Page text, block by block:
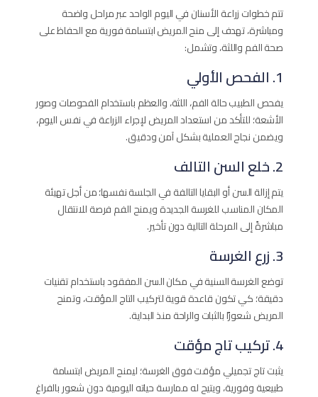
تتم خطوات زراعة الأسنان في اليوم الواحد عبر مراحل واضحة
ومباشرة، تهدف إلى منح المريض ابتسامة فورية مع الحفاظ على
صحة الفم واللثة، وتشمل:
1. الفحص الأولي
يفحص الطبيب حالة الفم، اللثة، والعظم باستخدام الفحوصات وصور
الأشعة؛ للتأكد من استعداد المريض لإجراء الزراعة في نفس اليوم،
ويضمن نجاح العملية بشكل آمن ودقيق.
2. خلع السن التالف
يتم إزالة السن أو البقايا التالفة في الجلسة نفسها؛ من أجل تهيئة
المكان المناسب للغرسة الجديدة ويمنح الفم فرصة للانتقال
مباشرةً إلى المرحلة التالية دون تأخير.
3. زرع الغرسة
توضع الغرسة السنية في مكان السن المفقود باستخدام تقنيات
دقيقة؛ كي تكون قاعدة قوية لتركيب التاج المؤقت، وتمنح
المريض شعورًا بالثبات والراحة منذ البداية.
4. تركيب تاج مؤقت
يثبت تاج تجميلي مؤقت فوق الغرسة؛ ليمنح المريض ابتسامة
طبيعية وفورية، ويتيح له ممارسة حياته اليومية دون شعور بالفراغ